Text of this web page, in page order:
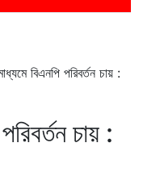
বিএনপি পরিবর্তন চায় :
চায় :